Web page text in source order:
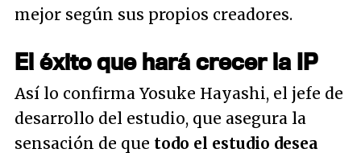
mejor según sus propios creadores.
El éxito que hará crecer la IP
Así lo confirma Yosuke Hayashi, el jefe de
desarrollo del estudio, que asegura la
sensación de que todo el estudio desea